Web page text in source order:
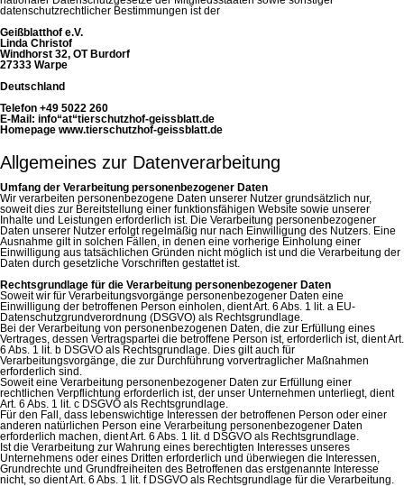
datenschutzrechtlicher Bestimmungen ist der
Geißblatthof e.V.
Linda Christof
Windhorst 32, OT Burdorf
27333 Warpe
Deutschland
Telefon +49 5022 260
E-Mail: info“at“tierschutzhof-geissblatt.de
Homepage www.tierschutzhof-geissblatt.de
Allgemeines zur Datenverarbeitung
Umfang der Verarbeitung personenbezogener Daten
Wir verarbeiten personenbezogene Daten unserer Nutzer grundsätzlich nur,
soweit dies zur Bereitstellung einer funktionsfähigen Website sowie unserer
Inhalte und Leistungen erforderlich ist. Die Verarbeitung personenbezogener
Daten unserer Nutzer erfolgt regelmäßig nur nach Einwilligung des Nutzers. Eine
Ausnahme gilt in solchen Fällen, in denen eine vorherige Einholung einer
Einwilligung aus tatsächlichen Gründen nicht möglich ist und die Verarbeitung der
Daten durch gesetzliche Vorschriften gestattet ist.
Rechtsgrundlage für die Verarbeitung personenbezogener Daten
Soweit wir für Verarbeitungsvorgänge personenbezogener Daten eine
Einwilligung der betroffenen Person einholen, dient Art. 6 Abs. 1 lit. a EU-
Datenschutzgrundverordnung (DSGVO) als Rechtsgrundlage.
Bei der Verarbeitung von personenbezogenen Daten, die zur Erfüllung eines
Vertrages, dessen Vertragspartei die betroffene Person ist, erforderlich ist, dient Art.
6 Abs. 1 lit. b DSGVO als Rechtsgrundlage. Dies gilt auch für
Verarbeitungsvorgänge, die zur Durchführung vorvertraglicher Maßnahmen
erforderlich sind.
Soweit eine Verarbeitung personenbezogener Daten zur Erfüllung einer
rechtlichen Verpflichtung erforderlich ist, der unser Unternehmen unterliegt, dient
Art. 6 Abs. 1 lit. c DSGVO als Rechtsgrundlage.
Für den Fall, dass lebenswichtige Interessen der betroffenen Person oder einer
anderen natürlichen Person eine Verarbeitung personenbezogener Daten
erforderlich machen, dient Art. 6 Abs. 1 lit. d DSGVO als Rechtsgrundlage.
Ist die Verarbeitung zur Wahrung eines berechtigten Interesses unseres
Unternehmens oder eines Dritten erforderlich und überwiegen die Interessen,
Grundrechte und Grundfreiheiten des Betroffenen das erstgenannte Interesse
nicht, so dient Art. 6 Abs. 1 lit. f DSGVO als Rechtsgrundlage für die Verarbeitung.